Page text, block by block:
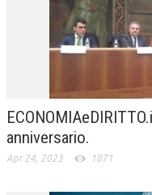
anniversario.
Apr 24, 2023 1871